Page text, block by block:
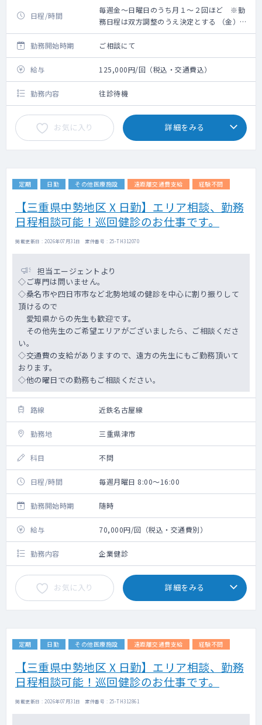
日程/時間
毎週金～日曜日のうち月１～２回ほど ※勤
務日程は双方調整のうえ決定とする （金）
18:00～（月）8:00 ※明け時間相談可
勤務開始時期
ご相談にて
給与 125,000円/回（税込・交通費込）
勤務内容 往診待機
お気に入り 詳細をみる
定期 日勤 その他医療施設 遠距離交通費支給 経験不問
【三重県中勢地区 X 日勤】エリア相談、勤務
日程相談可能！巡回健診のお仕事です。
掲載更新日 : 2026年07月31日 案件番号 : 25-TH312070
担当エージェントより
◇ご専門は問いません。
◇桑名市や四日市市など北勢地域の健診を中心に割り振りして
頂けるので
愛知県からの先生も歓迎です。
その他先生のご希望エリアがございましたら、ご相談くださ
い。
◇交通費の支給がありますので、遠方の先生にもご勤務頂いて
おります。
◇他の曜日での勤務もご相談ください。
路線 近鉄名古屋線
勤務地 三重県津市
科目 不問
日程/時間 毎週月曜日 8:00～16:00
勤務開始時期 随時
給与 70,000円/回（税込・交通費別）
勤務内容 企業健診
お気に入り 詳細をみる
定期 日勤 その他医療施設 遠距離交通費支給 経験不問
【三重県中勢地区 X 日勤】エリア相談、勤務
日程相談可能！巡回健診のお仕事です。
掲載更新日 : 2026年07月31日 案件番号 : 25-TH312861